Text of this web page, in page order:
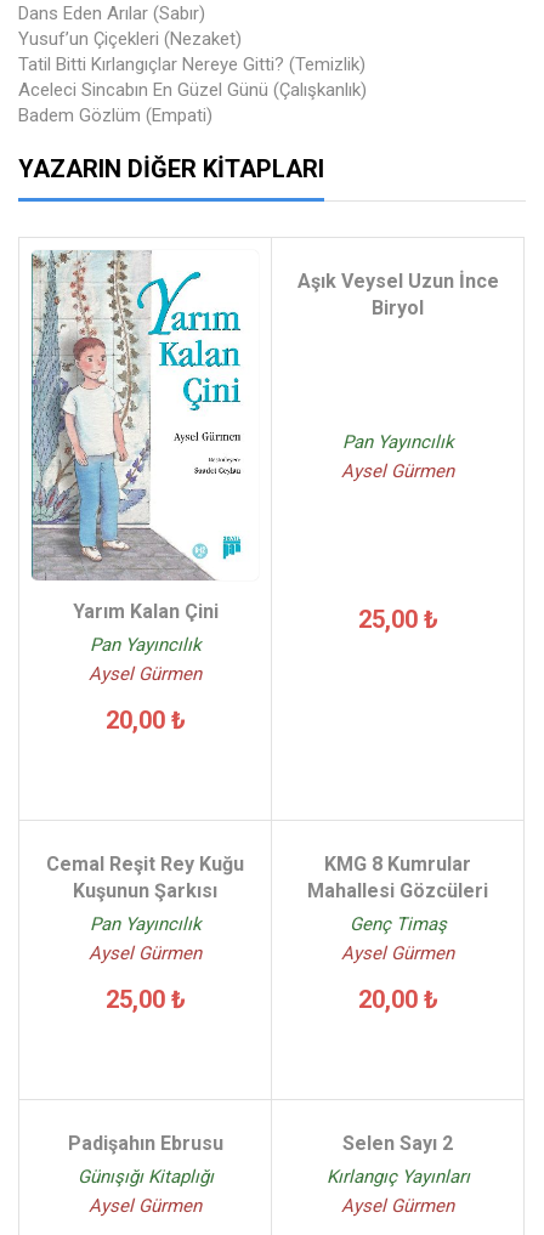
Dans Eden Arılar (Sabır)
Yusuf’un Çiçekleri (Nezaket)
Tatil Bitti Kırlangıçlar Nereye Gitti? (Temizlik)
Aceleci Sincabın En Güzel Günü (Çalışkanlık)
Badem Gözlüm (Empati)
YAZARIN DIĞER KITAPLARI
Yarım Kalan Çini
Pan Yayıncılık
Aysel Gürmen
20,00 ₺
Aşık Veysel Uzun İnce
Biryol
Pan Yayıncılık
Aysel Gürmen
25,00 ₺
Cemal Reşit Rey Kuğu
Kuşunun Şarkısı
Pan Yayıncılık
Aysel Gürmen
25,00 ₺
KMG 8 Kumrular
Mahallesi Gözcüleri
Genç Timaş
Aysel Gürmen
20,00 ₺
Padişahın Ebrusu
Günışığı Kitaplığı
Aysel Gürmen
Selen Sayı 2
Kırlangıç Yayınları
Aysel Gürmen